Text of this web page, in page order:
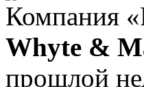
Компания
Whyte &
прошлой